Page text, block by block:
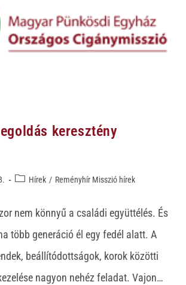
keresztény
Hírek / Reményhír Misszió hírek
nem könnyű a családi együttélés. És
több generáció él egy fedél alatt. A
beállítódottságok, korok közötti
nagyon nehéz feladat. Vajon…